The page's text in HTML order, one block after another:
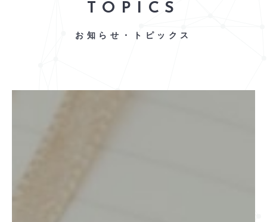
TOPICS
お知らせ・トピックス